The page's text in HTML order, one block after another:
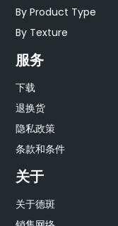
By Product Type
By Texture
服务
下载
退换货
隐私政策
条款和条件
关于
关于德斑